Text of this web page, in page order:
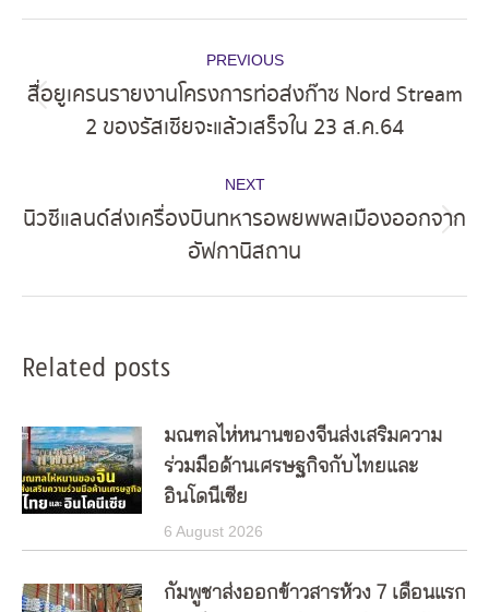
navigation
PREVIOUS
Previous
post:
สื่อยูเครนรายงานโครงการท่อส่งก๊าซ Nord Stream
2 ของรัสเซียจะแล้วเสร็จใน 23 ส.ค.64
NEXT
post:
นิวซีแลนด์ส่งเครื่องบินทหารอพยพพลเมืองออกจาก
อัฟกานิสถาน
Related posts
มณฑลไห่หนานของจีนส่งเสริมความ
ร่วมมือด้านเศรษฐกิจกับไทยและ
อินโดนีเซีย
6 August 2026
กัมพูชาส่งออกข้าวสารห้วง 7 เดือนแรก